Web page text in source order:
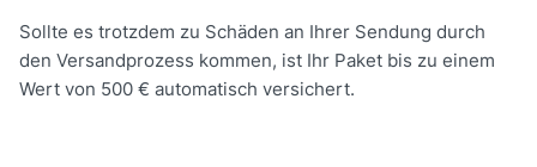
Sollte es trotzdem zu Schäden an Ihrer Sendung durch
den Versandprozess kommen, ist Ihr Paket bis zu einem
Wert von 500 € automatisch versichert.